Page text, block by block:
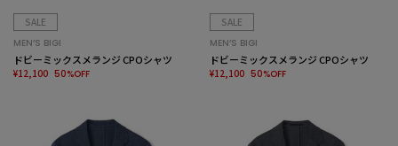
SALE
MEN’S BIGI
ドビーミックスメランジ CPOシャツ
¥12,100 50%OFF
SALE
MEN’S BIGI
ドビーミックスメランジ CPOシャツ
¥12,100 50%OFF